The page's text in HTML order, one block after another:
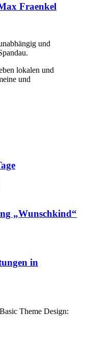
Fraenkel
und
lokalen und
und
„Wunschkind“
in
Theme Design: